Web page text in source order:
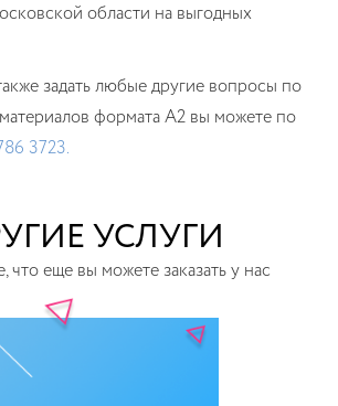
области на выгодных
задать любые другие вопросы по
формата А2 вы можете по
3723.
УСЛУГИ
что еще вы можете заказать у нас